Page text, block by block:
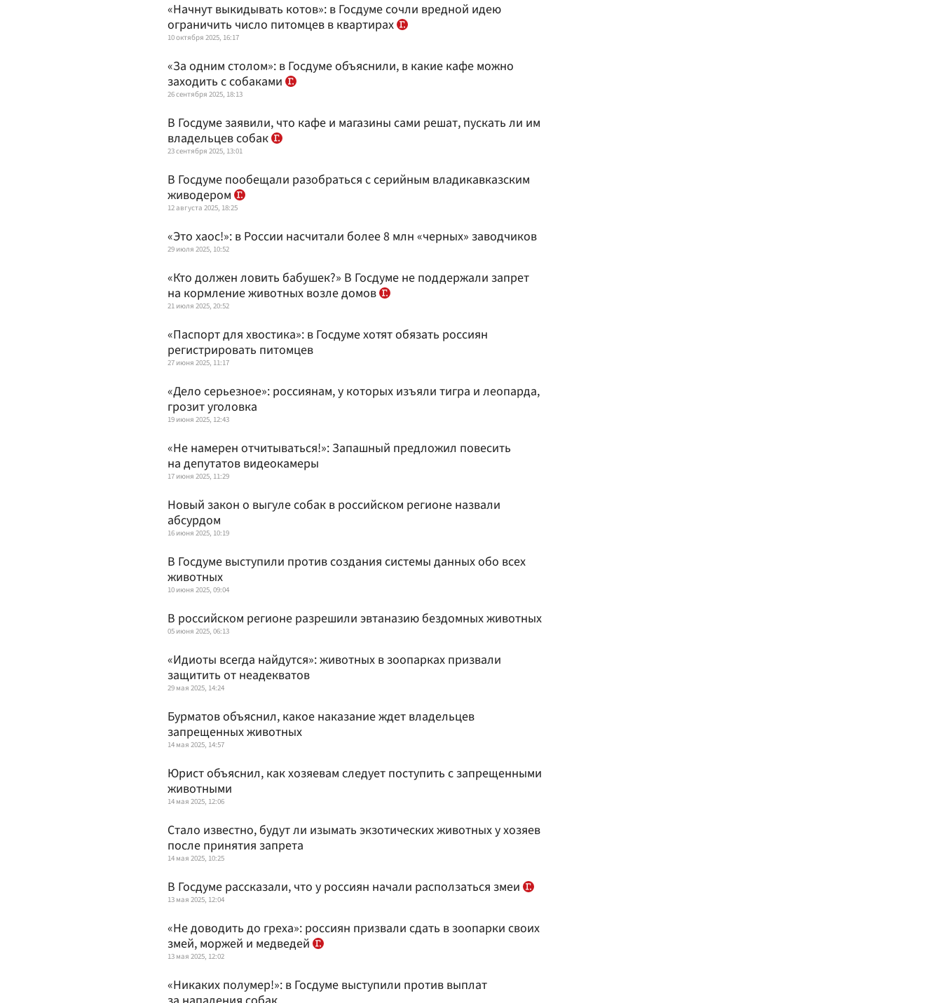
«Начнут выкидывать котов»: в Госдуме сочли вредной идею
ограничить число питомцев в квартирах
10 октября 2025, 16:17
«За одним столом»: в Госдуме объяснили, в какие кафе можно
заходить с собаками
26 сентября 2025, 18:13
В Госдуме заявили, что кафе и магазины сами решат, пускать ли им
владельцев собак
23 сентября 2025, 13:01
В Госдуме пообещали разобраться с серийным владикавказским
живодером
12 августа 2025, 18:25
«Это хаос!»: в России насчитали более 8 млн «черных» заводчиков
29 июля 2025, 10:52
«Кто должен ловить бабушек?» В Госдуме не поддержали запрет
на кормление животных возле домов
21 июля 2025, 20:52
«Паспорт для хвостика»: в Госдуме хотят обязать россиян
регистрировать питомцев
27 июня 2025, 11:17
«Дело серьезное»: россиянам, у которых изъяли тигра и леопарда,
грозит уголовка
19 июня 2025, 12:43
«Не намерен отчитываться!»: Запашный предложил повесить
на депутатов видеокамеры
17 июня 2025, 11:29
Новый закон о выгуле собак в российском регионе назвали
абсурдом
16 июня 2025, 10:19
В Госдуме выступили против создания системы данных обо всех
животных
10 июня 2025, 09:04
В российском регионе разрешили эвтаназию бездомных животных
05 июня 2025, 06:13
«Идиоты всегда найдутся»: животных в зоопарках призвали
защитить от неадекватов
29 мая 2025, 14:24
Бурматов объяснил, какое наказание ждет владельцев
запрещенных животных
14 мая 2025, 14:57
Юрист объяснил, как хозяевам следует поступить с запрещенными
животными
14 мая 2025, 12:06
Стало известно, будут ли изымать экзотических животных у хозяев
после принятия запрета
14 мая 2025, 10:25
В Госдуме рассказали, что у россиян начали расползаться змеи
13 мая 2025, 12:04
«Не доводить до греха»: россиян призвали сдать в зоопарки своих
змей, моржей и медведей
13 мая 2025, 12:02
«Никаких полумер!»: в Госдуме выступили против выплат